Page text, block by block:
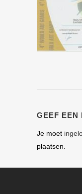
GEEF EEN
Je moet
plaatsen.